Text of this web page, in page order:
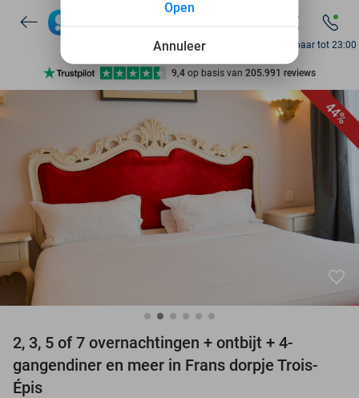
7 dagen per week beschikbaar
10+ miljoen leden
9,4 op basis van 205.991 reviews
Ontdek 15.000+ deals
7 dagen per week beschikbaar
10+ miljoen leden
Bereikbaar tot 23:00
44%
favorite_border
2, 3, 5 of 7 overnachtingen + ontbijt + 4-
gangendiner en meer in Frans dorpje Trois-
Épis
Annuleer
Open